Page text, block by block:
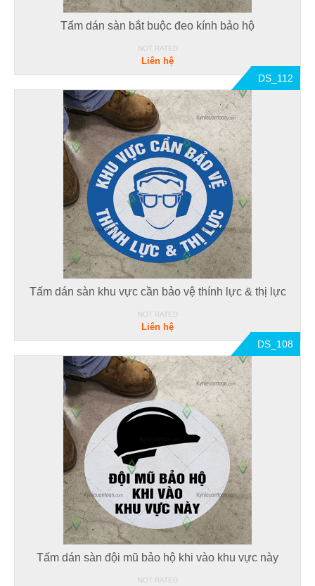
Tấm dán sàn bắt buộc đeo kính bảo hộ
NOT RATED
Liên hệ
DS_112
Tấm dán sàn khu vực cần bảo vệ thính lực & thị lực
NOT RATED
Liên hệ
DS_108
Tấm dán sàn đội mũ bảo hộ khi vào khu vực này
NOT RATED